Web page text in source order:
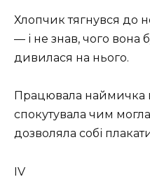
Хлопчик тягнувся до
— і не знав, чого вона
дивилася на нього.
Працювала наймичка
спокутувала чим могла
дозволяла собі
IV